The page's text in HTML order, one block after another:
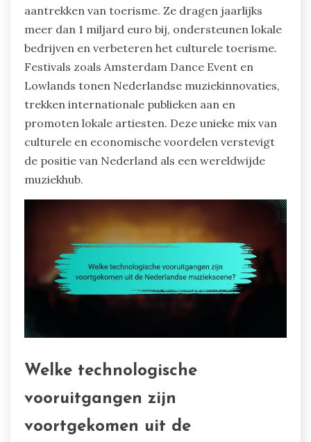
aantrekken van toerisme. Ze dragen jaarlijks
meer dan 1 miljard euro bij, ondersteunen lokale
bedrijven en verbeteren het culturele toerisme.
Festivals zoals Amsterdam Dance Event en
Lowlands tonen Nederlandse muziekinnovaties,
trekken internationale publieken aan en
promoten lokale artiesten. Deze unieke mix van
culturele en economische voordelen verstevigt
de positie van Nederland als een wereldwijde
muziekhub.
Welke technologische
vooruitgangen zijn
voortgekomen uit de